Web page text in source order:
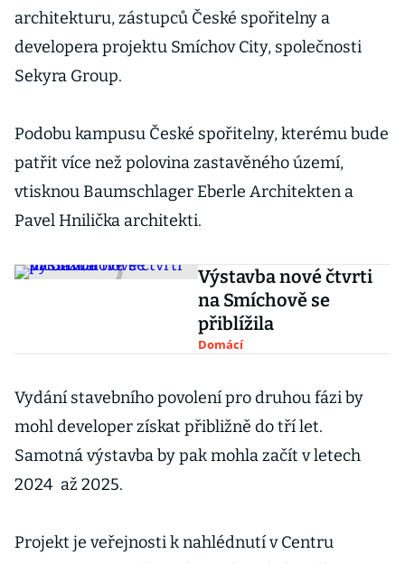
architekturu, zástupců České spořitelny a
developera projektu Smíchov City, společnosti
Sekyra Group.
Podobu kampusu České spořitelny, kterému bude
patřit více než polovina zastavěného území,
vtisknou Baumschlager Eberle Architekten a
Pavel Hnilička architekti.
Výstavba nové čtvrti
na Smíchově se
přiblížila
Domácí
Vydání stavebního povolení pro druhou fázi by
mohl developer získat přibližně do tří let.
Samotná výstavba by pak mohla začít v letech
2024 až 2025.
Projekt je veřejnosti k nahlédnutí v Centru